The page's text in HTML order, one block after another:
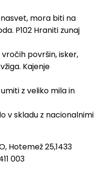
mora biti na
P102 Hraniti zunaj
površin, isker,
Kajenje
umiti z veliko mila in
v skladu z nacionalnimi
Hotemež 25,1433
003